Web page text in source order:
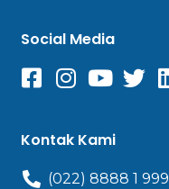
Social Media
Kontak Kami
(022) 8888 1 999